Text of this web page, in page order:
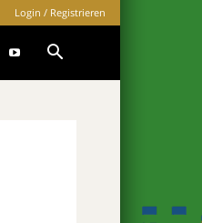
Login / Registrieren